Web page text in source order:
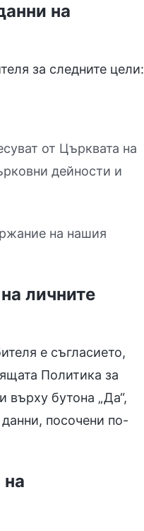
на
за следните цели:
от Църквата на
дейности и
на нашия
личните
е съгласието,
Политика за
върху бутона „Да“,
посочени по-